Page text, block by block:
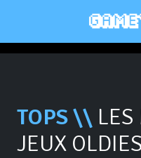
TOPS \\
JEUX OLDIES